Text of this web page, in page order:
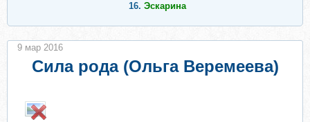
16. Эскарина
Сила рода (Ольга Веремеева)
9 мар 2016